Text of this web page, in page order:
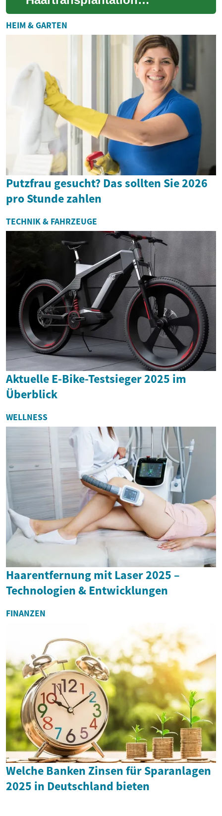
funktioniert, wer dafür
geeignet ist und welche
Methoden (FUE, FUT, DHI) z...
HEIM & GARTEN
Putzfrau gesucht? Das sollten Sie 2026
pro Stunde zahlen
TECHNIK & FAHRZEUGE
Aktuelle E-Bike-Testsieger 2025 im
Überblick
WELLNESS
Haarentfernung mit Laser 2025 –
Technologien & Entwicklungen
FINANZEN
Welche Banken Zinsen für Sparanlagen
2025 in Deutschland bieten